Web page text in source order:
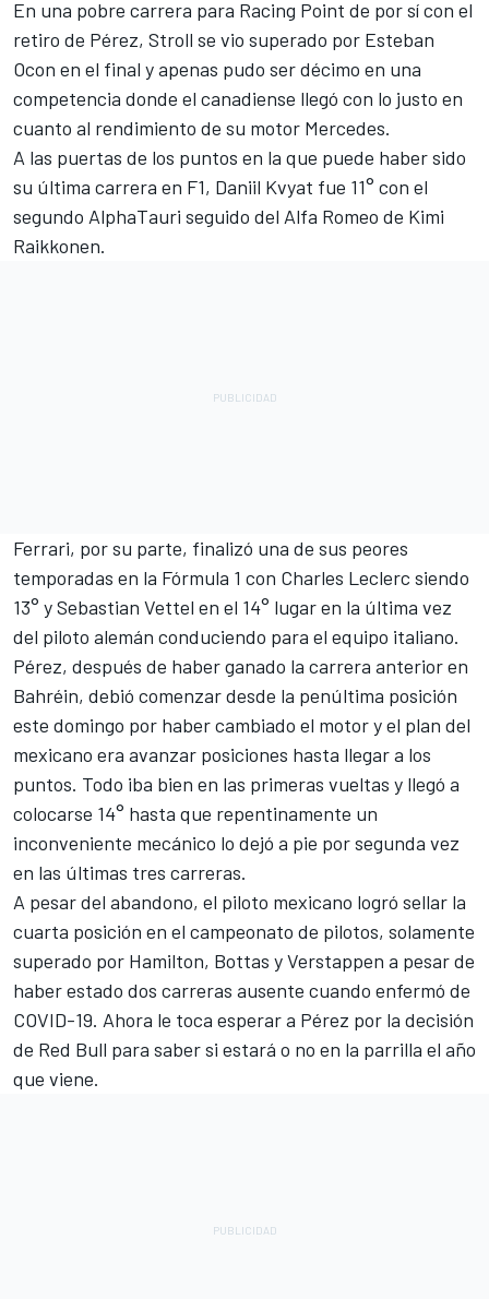
En una pobre carrera para Racing Point de por sí con el
retiro de Pérez, Stroll se vio superado por Esteban
Ocon en el final y apenas pudo ser décimo en una
competencia donde el canadiense llegó con lo justo en
cuanto al rendimiento de su motor Mercedes.
A las puertas de los puntos en la que puede haber sido
su última carrera en F1, Daniil Kvyat fue 11° con el
segundo AlphaTauri seguido del Alfa Romeo de Kimi
Raikkonen.
Ferrari, por su parte, finalizó una de sus peores
temporadas en la Fórmula 1 con Charles Leclerc siendo
13° y Sebastian Vettel en el 14° lugar en la última vez
del piloto alemán conduciendo para el equipo italiano.
Pérez, después de haber ganado la carrera anterior en
Bahréin, debió comenzar desde la penúltima posición
este domingo por haber cambiado el motor y el plan del
mexicano era avanzar posiciones hasta llegar a los
puntos. Todo iba bien en las primeras vueltas y llegó a
colocarse 14° hasta que repentinamente un
inconveniente mecánico lo dejó a pie por segunda vez
en las últimas tres carreras.
A pesar del abandono, el piloto mexicano logró sellar la
cuarta posición en el campeonato de pilotos, solamente
superado por Hamilton, Bottas y Verstappen a pesar de
haber estado dos carreras ausente cuando enfermó de
COVID-19. Ahora le toca esperar a Pérez por la decisión
de Red Bull para saber si estará o no en la parrilla el año
que viene.